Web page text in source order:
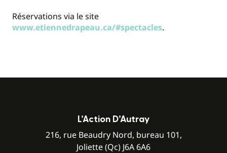
Réservations via le site
www.etiennedrapeau.ca/#spectacles.
L’Action D’Autray
216, rue Beaudry Nord, bureau 101,
Joliette (Qc) J6A 6A6